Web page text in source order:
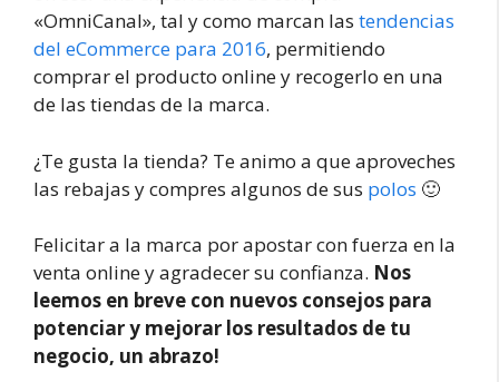
«OmniCanal», tal y como marcan las tendencias
del eCommerce para 2016, permitiendo
comprar el producto online y recogerlo en una
de las tiendas de la marca.
¿Te gusta la tienda? Te animo a que aproveches
las rebajas y compres algunos de sus polos 🙂
Felicitar a la marca por apostar con fuerza en la
venta online y agradecer su confianza. Nos
leemos en breve con nuevos consejos para
potenciar y mejorar los resultados de tu
negocio, un abrazo!